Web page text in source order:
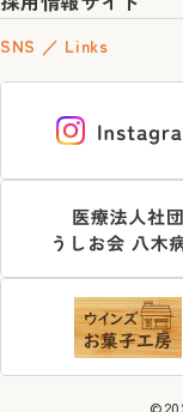
SNS ／ Links